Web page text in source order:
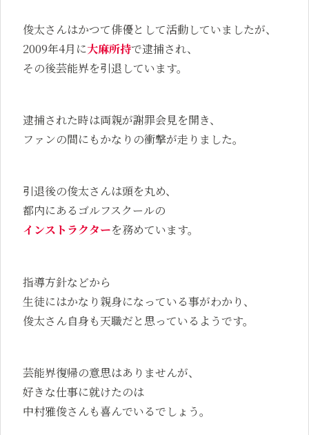
俊太さんはかつて俳優として活動していましたが、
2009年4月に大麻所持で逮捕され、
その後芸能界を引退しています。
逮捕された時は両親が謝罪会見を開き、
ファンの間にもかなりの衝撃が走りました。
引退後の俊太さんは頭を丸め、
都内にあるゴルフスクールの
インストラクターを務めています。
指導方針などから
生徒にはかなり親身になっている事がわかり、
俊太さん自身も天職だと思っているようです。
芸能界復帰の意思はありませんが、
好きな仕事に就けたのは
中村雅俊さんも喜んでいるでしょう。